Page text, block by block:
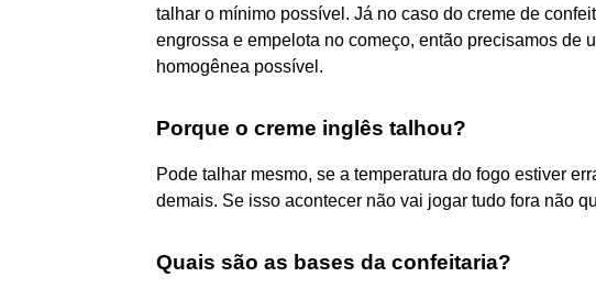
talhar o mínimo possível. Já no caso do creme de
engrossa e empelota no começo, então precisamos de
homogênea possível.
Porque o creme inglês talhou?
Pode talhar mesmo, se a temperatura do fogo estiver
demais. Se isso acontecer não vai jogar tudo fora não
Quais são as bases da confeitaria?